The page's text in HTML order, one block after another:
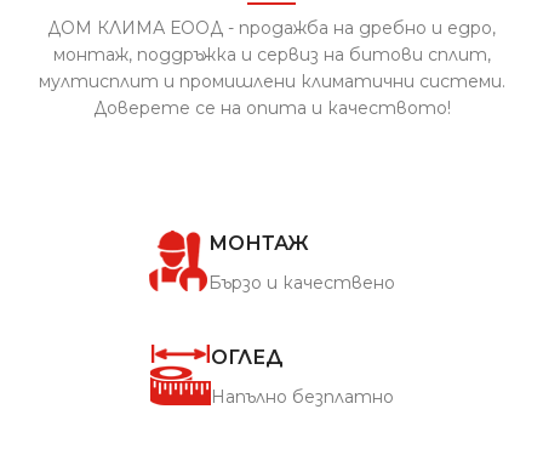
ДОМ КЛИМА ЕООД - продажба на дребно и едро,
монтаж, поддръжка и сервиз на битови сплит,
мултисплит и промишлени климатични системи.
Доверете се на опита и качеството!
МОНТАЖ
Бързо и качествено
ОГЛЕД
Напълно безплатно